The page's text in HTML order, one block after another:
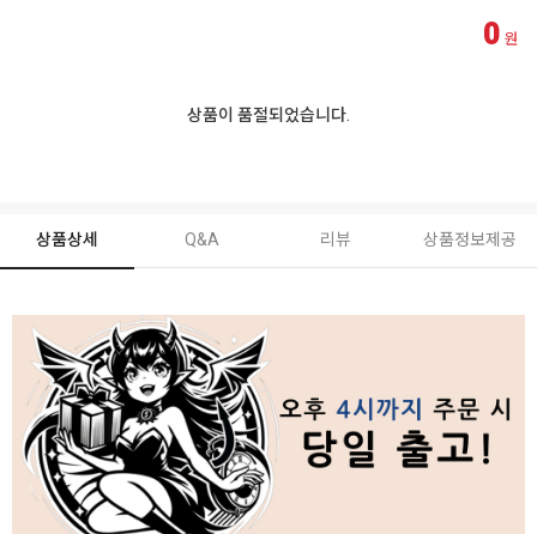
0 원
상품이 품절되었습니다.
상품상세 Q&A 리뷰 상품정보제공